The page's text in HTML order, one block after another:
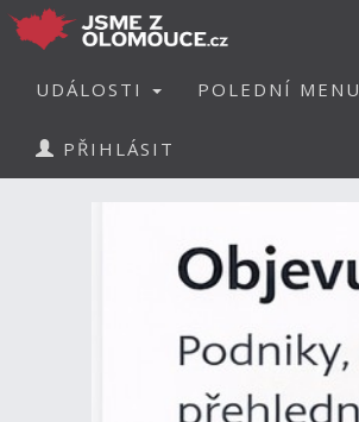
UDÁLOSTI POLEDNÍ MENU
PŘIHLÁSIT